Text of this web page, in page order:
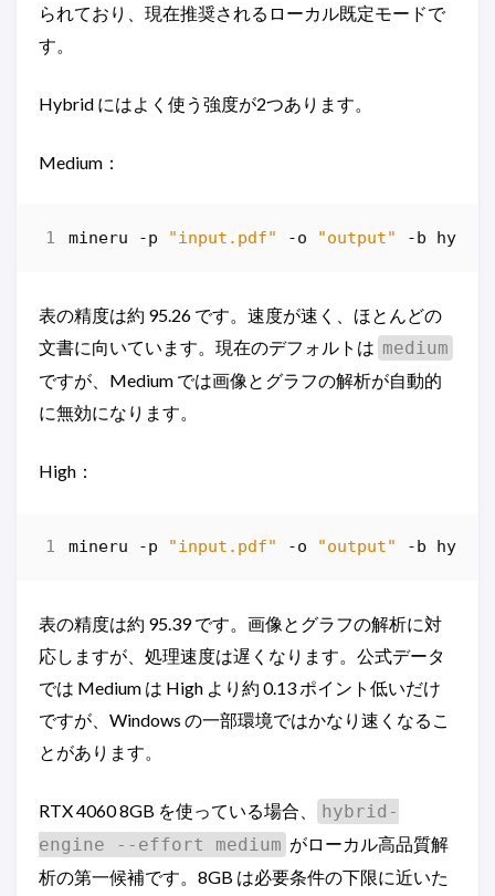
られており、現在推奨されるローカル既定モードで
す。
Hybrid にはよく使う強度が2つあります。
Medium：
mineru -p "input.pdf" -o "output" -b
表の精度は約 95.26 です。速度が速く、ほとんどの
文書に向いています。現在のデフォルトは medium
ですが、Medium では画像とグラフの解析が自動的
に無効になります。
High：
mineru -p "input.pdf" -o "output" -b
表の精度は約 95.39 です。画像とグラフの解析に対
応しますが、処理速度は遅くなります。公式データ
では Medium は High より約 0.13 ポイント低いだけ
ですが、Windows の一部環境ではかなり速くなるこ
とがあります。
RTX 4060 8GB を使っている場合、
hybrid-
engine --effort medium がローカル高品質解
析の第一候補です。8GB は必要条件の下限に近いた